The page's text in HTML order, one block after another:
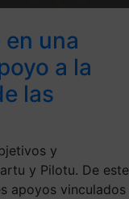
una
a la
las
y
y Pilotu. De este
apoyos vinculados